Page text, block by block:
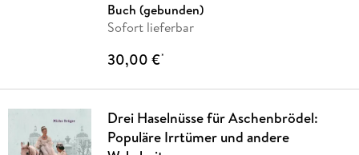
Buch (gebunden)
Sofort lieferbar
30,00 €*
Drei Haselnüsse für Aschenbrödel:
Populäre Irrtümer und andere